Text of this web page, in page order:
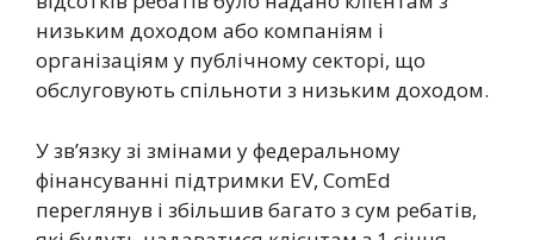
низьким доходом або компаніям і
організаціям у публічному секторі, що
обслуговують спільноти з низьким доходом.
У зв’язку зі змінами у федеральному
фінансуванні підтримки EV, ComEd
переглянув і збільшив багато з сум ребатів,